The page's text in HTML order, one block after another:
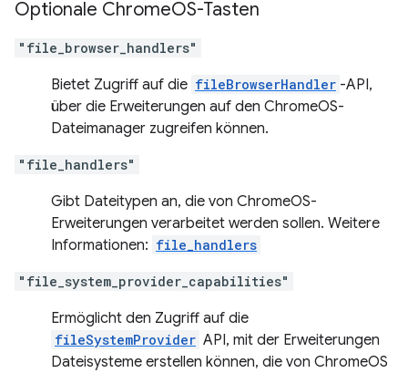
Optionale ChromeOS-Tasten
"file_browser_handlers"
Bietet Zugriff auf die fileBrowserHandler -API,
über die Erweiterungen auf den ChromeOS-
Dateimanager zugreifen können.
"file_handlers"
Gibt Dateitypen an, die von ChromeOS-
Erweiterungen verarbeitet werden sollen. Weitere
Informationen: file_handlers
"file_system_provider_capabilities"
Ermöglicht den Zugriff auf die
fileSystemProvider API, mit der Erweiterungen
Dateisysteme erstellen können, die von ChromeOS